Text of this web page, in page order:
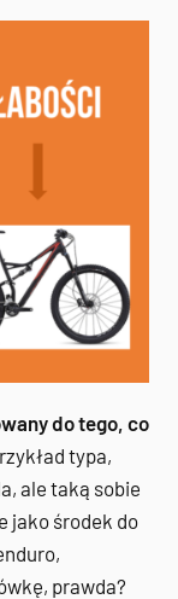
do tego, co
typa,
ale taką sobie
jako środek do
prawda?